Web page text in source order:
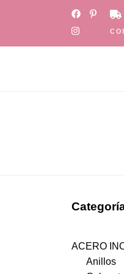
ACERO
Anillos